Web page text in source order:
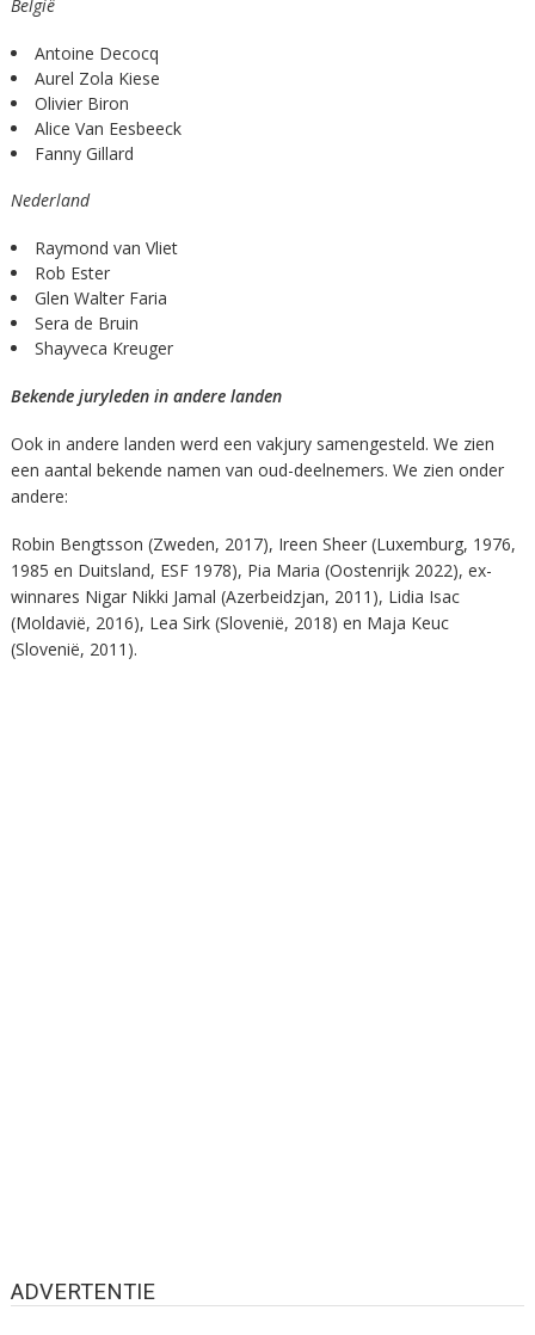
België
Antoine Decocq
Aurel Zola Kiese
Olivier Biron
Alice Van Eesbeeck
Fanny Gillard
Nederland
Raymond van Vliet
Rob Ester
Glen Walter Faria
Sera de Bruin
Shayveca Kreuger
Bekende juryleden in andere landen
Ook in andere landen werd een vakjury samengesteld. We zien
een aantal bekende namen van oud-deelnemers. We zien onder
andere:
Robin Bengtsson (Zweden, 2017), Ireen Sheer (Luxemburg, 1976,
1985 en Duitsland, ESF 1978), Pia Maria (Oostenrijk 2022), ex-
winnares Nigar Nikki Jamal (Azerbeidzjan, 2011), Lidia Isac
(Moldavië, 2016), Lea Sirk (Slovenië, 2018) en Maja Keuc
(Slovenië, 2011).
ADVERTENTIE